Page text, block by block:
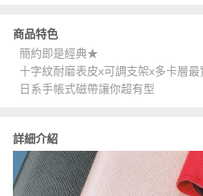
商品特色
簡約即是經典★
十字紋耐磨表皮x可調支架x多卡層最
日系手帳式磁帶讓你超有型
詳細介紹